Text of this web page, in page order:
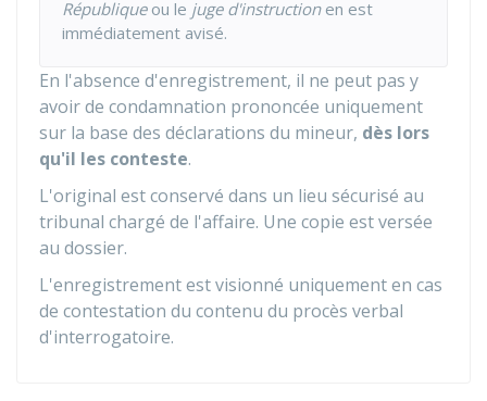
Républiqueou le juge d'instructionen est
immédiatement avisé.
En l'absence d'enregistrement, il ne peut pas y
avoir de condamnation prononcée uniquement
sur la base des déclarations du mineur, dès lors
qu'il les conteste.
L'original est conservé dans un lieu sécurisé au
tribunal chargé de l'affaire. Une copie est versée
au dossier.
L'enregistrement est visionné uniquement en cas
de contestation du contenu du procès verbal
d'interrogatoire.